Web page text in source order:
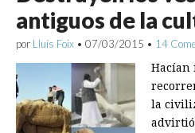
antiguos de la
por Lluís Foix • 07/03/2015 • 14
Hacían
la